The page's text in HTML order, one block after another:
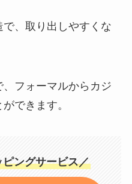
、取り出しやすくな
フォーマルからカジ
できます。
ングサービス／